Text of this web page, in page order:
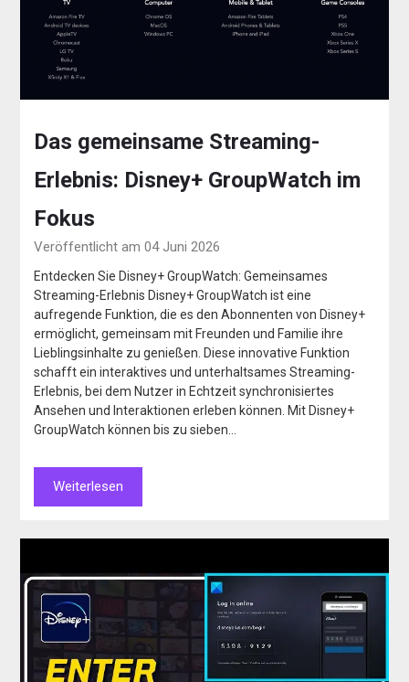
Das gemeinsame Streaming-
Erlebnis: Disney+ GroupWatch im
Fokus
Veröffentlicht am 04 Juni 2026
Entdecken Sie Disney+ GroupWatch: Gemeinsames
Streaming-Erlebnis Disney+ GroupWatch ist eine
aufregende Funktion, die es den Abonnenten von Disney+
ermöglicht, gemeinsam mit Freunden und Familie ihre
Lieblingsinhalte zu genießen. Diese innovative Funktion
schafft ein interaktives und unterhaltsames Streaming-
Erlebnis, bei dem Nutzer in Echtzeit synchronisiertes
Ansehen und Interaktionen erleben können. Mit Disney+
GroupWatch können bis zu sieben…
Weiterlesen